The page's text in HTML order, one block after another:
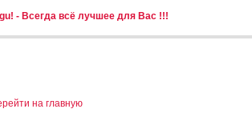
- Всегда всё лучшее для Вас !!!
на главную